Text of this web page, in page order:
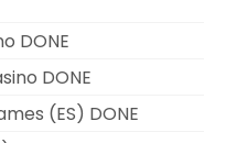
DONE
DONE
(ES) DONE